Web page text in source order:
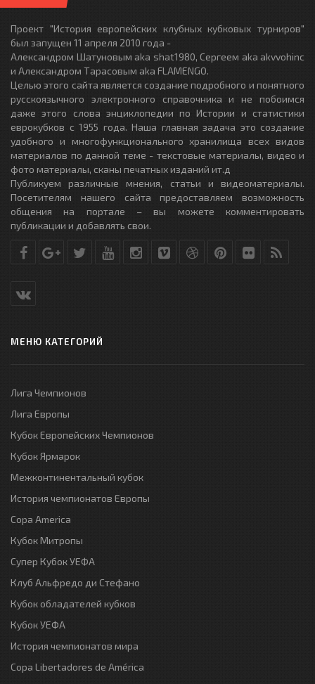
Проект "История европейских клубных кубковых турниров"
был запущен 11 апреля 2010 года -
Александром Шатуновым aka shat1980, Сергеем aka akvvohinc
и Александром Тарасовым aka FLAMENGO.
Целью этого сайта является создание подробного и понятного
русскоязычного электронного справочника и не побоимся
даже этого слова энциклопедии по Истории и статистики
еврокубков с 1955 года. Наша главная задача это создание
удобного и многофункционального хранилища всех видов
материалов по данной теме - текстовые материалы, видео и
фото материалы, сканы печатных изданий ит.д
Публикуем различные мнения, статьи и видеоматериалы.
Посетителям нашего сайта предоставляем возможность
общения на портале – вы можете комментировать
публикации и добавлять свои.
МЕНЮ КАТЕГОРИЙ
Лига Чемпионов
Лига Европы
Кубок Европейских Чемпионов
Кубок Ярмарок
Межконтинентальный кубок
История чемпионатов Европы
Copa America
Кубок Митропы
Супер Кубок УЕФА
Клуб Альфредо ди Стефано
Кубок обладателей кубков
Кубок УЕФА
История чемпионатов мира
Copa Libertadores de América